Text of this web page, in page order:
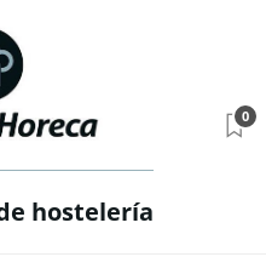
hostelería
0